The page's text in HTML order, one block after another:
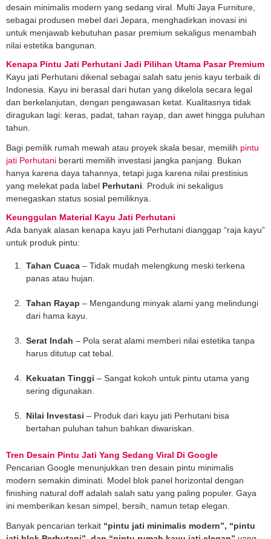
desain minimalis modern yang sedang viral. Multi Jaya Furniture,
sebagai produsen mebel dari Jepara, menghadirkan inovasi ini
untuk menjawab kebutuhan pasar premium sekaligus menambah
nilai estetika bangunan.
Kenapa Pintu Jati Perhutani Jadi Pilihan Utama Pasar Premium
Kayu jati Perhutani dikenal sebagai salah satu jenis kayu terbaik di
Indonesia. Kayu ini berasal dari hutan yang dikelola secara legal
dan berkelanjutan, dengan pengawasan ketat. Kualitasnya tidak
diragukan lagi: keras, padat, tahan rayap, dan awet hingga puluhan
tahun.
Bagi pemilik rumah mewah atau proyek skala besar, memilih pintu
jati Perhutani berarti memilih investasi jangka panjang. Bukan
hanya karena daya tahannya, tetapi juga karena nilai prestisius
yang melekat pada label Perhutani . Produk ini sekaligus
menegaskan status sosial pemiliknya.
Keunggulan Material Kayu Jati Perhutani
Ada banyak alasan kenapa kayu jati Perhutani dianggap “raja kayu”
untuk produk pintu:
Tahan Cuaca – Tidak mudah melengkung meski terkena
panas atau hujan.
Tahan Rayap – Mengandung minyak alami yang melindungi
dari hama kayu.
Serat Indah – Pola serat alami memberi nilai estetika tanpa
harus ditutup cat tebal.
Kekuatan Tinggi – Sangat kokoh untuk pintu utama yang
sering digunakan.
Nilai Investasi – Produk dari kayu jati Perhutani bisa
bertahan puluhan tahun bahkan diwariskan.
Tren Desain Pintu Jati Yang Sedang Viral Di Google
Pencarian Google menunjukkan tren desain pintu minimalis
modern semakin diminati. Model blok panel horizontal dengan
finishing natural doff adalah salah satu yang paling populer. Gaya
ini memberikan kesan simpel, bersih, namun tetap elegan.
Banyak pencarian terkait “pintu jati minimalis modern”, “pintu